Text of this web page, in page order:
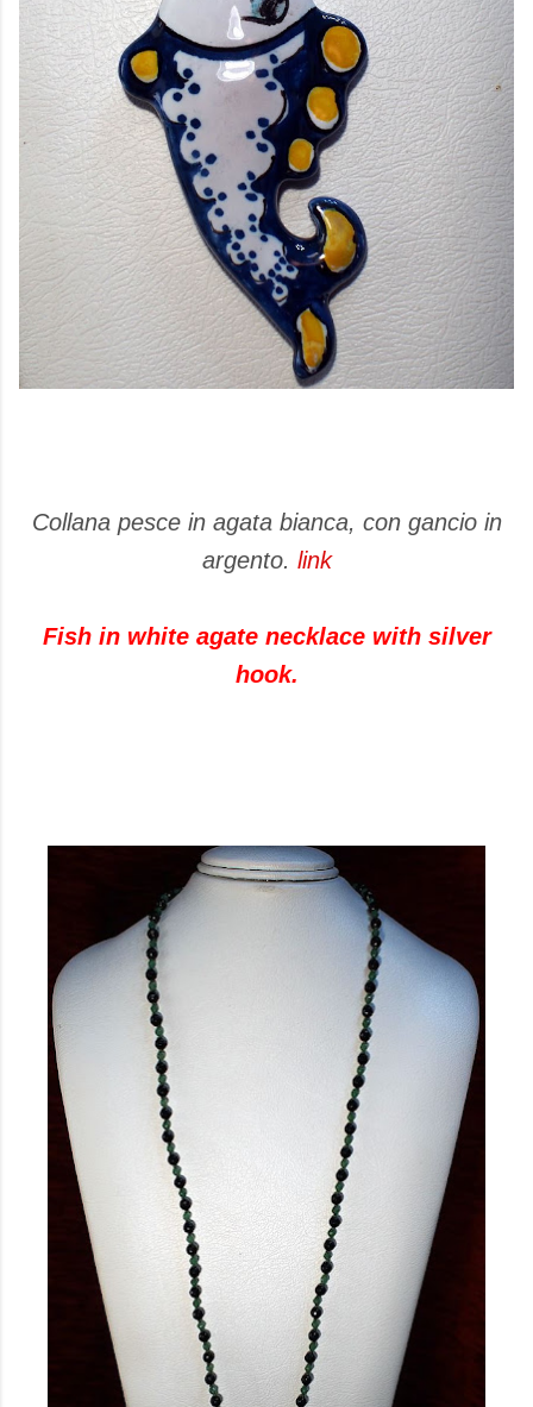
Collana pesce in agata bianca, con gancio in
argento. link
Fish in white agate necklace with silver
hook.